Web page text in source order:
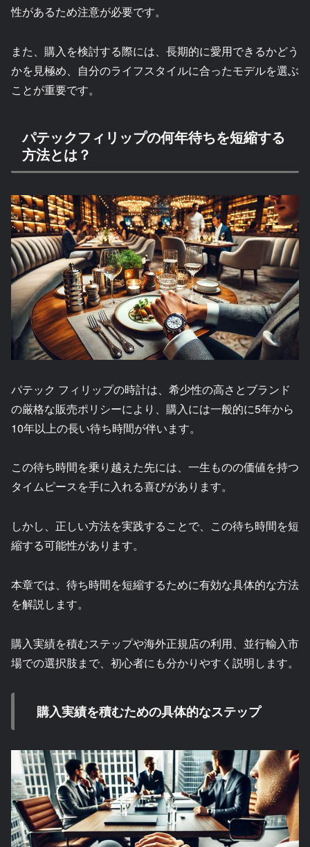
性があるため注意が必要です。
また、購入を検討する際には、長期的に愛用できるかどう
かを見極め、自分のライフスタイルに合ったモデルを選ぶ
ことが重要です。
パテックフィリップの何年待ちを短縮する
方法とは？
パテック フィリップの時計は、希少性の高さとブランド
の厳格な販売ポリシーにより、購入には一般的に5年から
10年以上の長い待ち時間が伴います。
この待ち時間を乗り越えた先には、一生ものの価値を持つ
タイムピースを手に入れる喜びがあります。
しかし、正しい方法を実践することで、この待ち時間を短
縮する可能性があります。
本章では、待ち時間を短縮するために有効な具体的な方法
を解説します。
購入実績を積むステップや海外正規店の利用、並行輸入市
場での選択肢まで、初心者にも分かりやすく説明します。
購入実績を積むための具体的なステップ